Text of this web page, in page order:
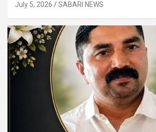
July 5, 2026 SABARI NEWS